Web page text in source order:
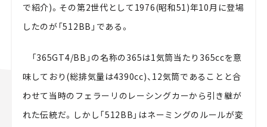
で紹介)。その第2世代として1976(昭和51)年10月に登場
したのが「512BB」である。
「365GT4/BB」の名称の365は1気筒当たり365ccを意
味しており(総排気量は4390cc)、12気筒であることと合
わせて当時のフェラーリのレーシングカーから引き継が
れた伝統だ。しかし「512BB」はネーミングのルールが変